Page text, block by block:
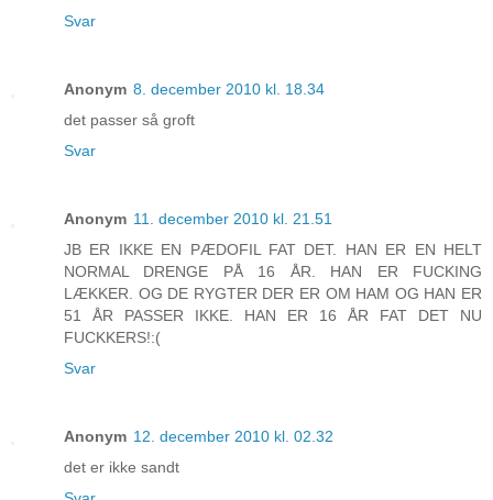
Svar
Anonym 8. december 2010 kl. 18.34
det passer så groft
Svar
Anonym 11. december 2010 kl. 21.51
JB ER IKKE EN PÆDOFIL FAT DET. HAN ER EN HELT
NORMAL DRENGE PÅ 16 ÅR. HAN ER FUCKING
LÆKKER. OG DE RYGTER DER ER OM HAM OG HAN ER
51 ÅR PASSER IKKE. HAN ER 16 ÅR FAT DET NU
FUCKKERS!:(
Svar
Anonym 12. december 2010 kl. 02.32
det er ikke sandt